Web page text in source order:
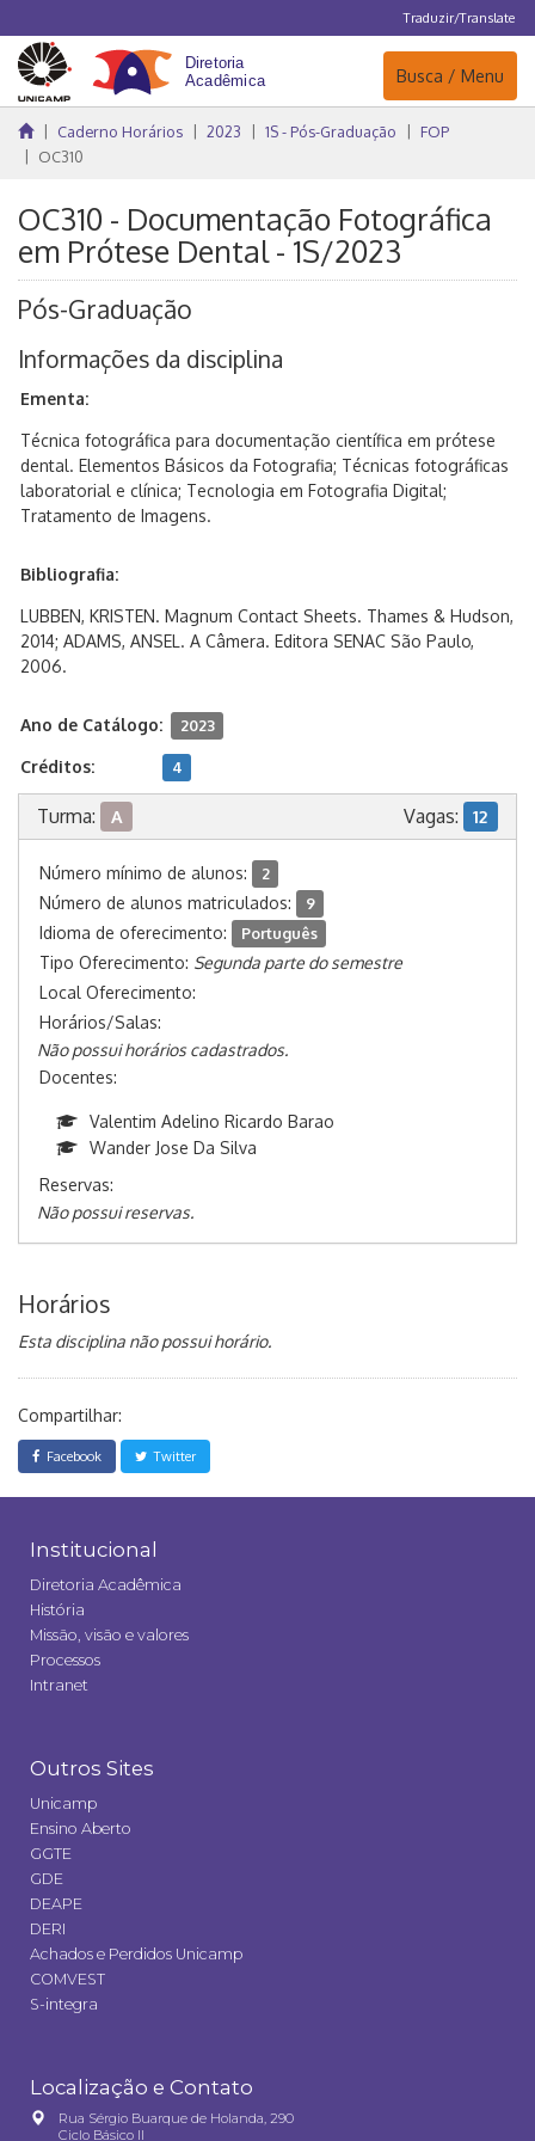
Traduzir/Translate
Navegação
Busca / Menu
Caderno Horários 2023 1S - Pós-Graduação
FOP
OC310
OC310 - Documentação Fotográfica
em Prótese Dental - 1S/2023
Pós-Graduação
Informações da disciplina
Ementa:
Técnica fotográfica para documentação científica em prótese
dental. Elementos Básicos da Fotografia; Técnicas fotográficas
laboratorial e clínica; Tecnologia em Fotografia Digital;
Tratamento de Imagens.
Bibliografia:
LUBBEN, KRISTEN. Magnum Contact Sheets. Thames & Hudson,
2014; ADAMS, ANSEL. A Câmera. Editora SENAC São Paulo,
2006.
Ano de Catálogo: 2023
Créditos: 4
Turma: A Vagas: 12
Número mínimo de alunos: 2
Número de alunos matriculados: 9
Idioma de oferecimento: Português
Tipo Oferecimento: Segunda parte do semestre
Local Oferecimento:
Horários/Salas:
Não possui horários cadastrados.
Docentes:
Valentim Adelino Ricardo Barao
Wander Jose Da Silva
Reservas:
Não possui reservas.
Horários
Esta disciplina não possui horário.
Compartilhar:
Facebook Twitter
Institucional
Diretoria Acadêmica
História
Missão, visão e valores
Processos
Intranet
Outros Sites
Unicamp
Ensino Aberto
GGTE
GDE
DEAPE
DERI
Achados e Perdidos Unicamp
COMVEST
S-integra
Localização e Contato
Rua Sérgio Buarque de Holanda, 290
Ciclo Básico II